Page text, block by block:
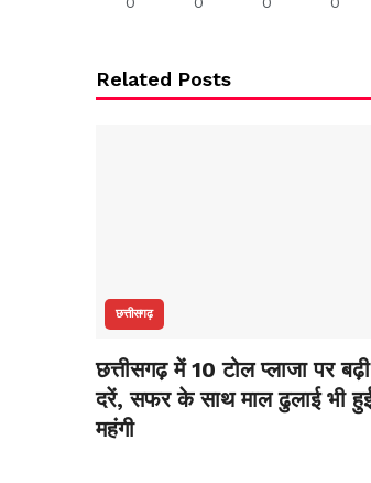
Related Posts
छत्तीसगढ़
छत्तीसगढ़ में 10 टोल प्लाजा पर बढ़ी
दरें, सफर के साथ माल ढुलाई भी
महंगी